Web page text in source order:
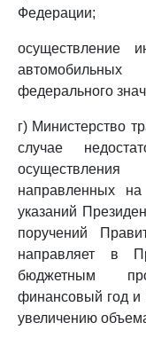
Федерации;
осуществление
федерального
г) Министерство
случае
направленных
указаний
поручений
направляет в
бюджетным
финансовый год и
увеличению